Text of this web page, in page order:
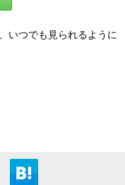
いつでも見られるように